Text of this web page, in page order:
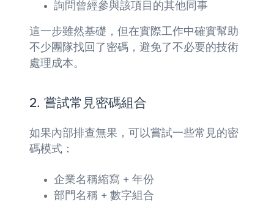
詢問曾經參與該項目的其他同事
這一步雖然基礎，但在實際工作中確實幫助
不少團隊找回了密碼，避免了不必要的技術
處理成本。
2. 嘗試常見密碼組合
如果內部排查無果，可以嘗試一些常見的密
碼模式：
企業名稱縮寫 + 年份
部門名稱 + 數字組合